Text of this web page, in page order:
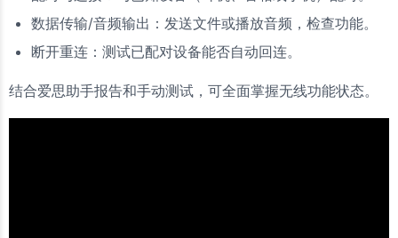
数据传输/音频输出：发送文件或播放音频，检查功能。
断开重连：测试已配对设备能否自动回连。
结合爱思助手报告和手动测试，可全面掌握无线功能状态。